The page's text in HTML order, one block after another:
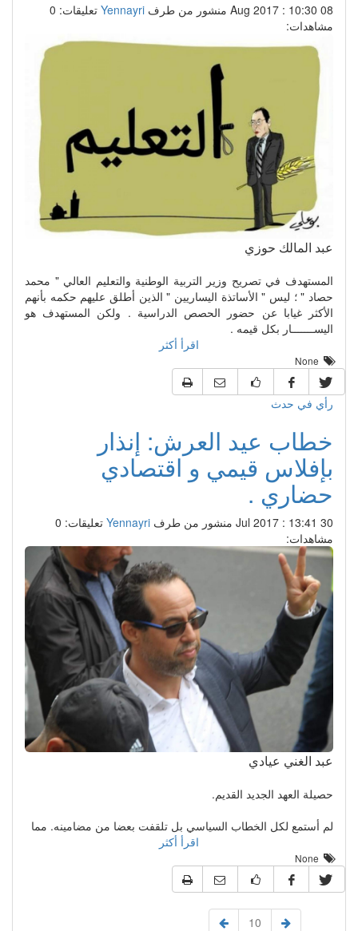
08 Aug 2017 : 10:30 منشور من طرف Yennayri تعليقات: 0
مشاهدات:
عبد المالك حوزي
المستهدف في تصريح وزير التربية الوطنية والتعليم العالي " محمد
حصاد " ؛ ليس " الأساتذة اليساريين " الذين أطلق عليهم حكمه بأنهم
الأكثر غيابا عن حضور الحصص الدراسية . ولكن المستهدف هو
اليســـــــار بكل قيمه .
اقرأ أكثر
رأي في حدث
خطاب عيد العرش: إنذار
بإفلاس قيمي و اقتصادي
حضاري .
30 Jul 2017 : 13:41 منشور من طرف Yennayri تعليقات: 0
مشاهدات:
عبد الغني عيادي
حصيلة العهد الجديد القديم.
لم أستمع لكل الخطاب السياسي بل تلقفت بعضا من مضامينه. مما
اقرأ أكثر
10